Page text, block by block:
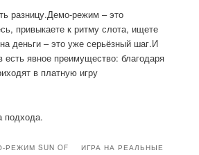
разницу.Демо-режим – это
привыкаете к ритму слота, ищете
деньги – это уже серьёзный шаг.И
есть явное преимущество: благодаря
в платную игру
подхода.
РЕЖИМ SUN OF
ИГРА НА РЕАЛЬНЫЕ